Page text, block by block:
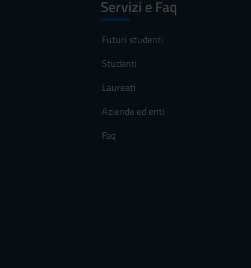
Servizi e Faq
Futuri studenti
Studenti
Laureati
Aziende ed enti
Faq